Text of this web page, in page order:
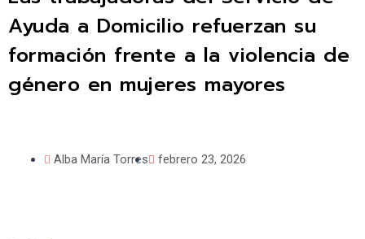
Ayuda a Domicilio refuerzan su
formación frente a la violencia de
género en mujeres mayores
Alba María Torres febrero 23, 2026